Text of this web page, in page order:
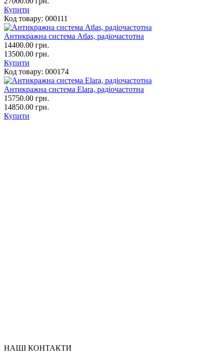
Купити
Код товару: 000111
Антикражна система Atlas, радіочастотна
14400.00 грн.
13500.00 грн.
Купити
Код товару: 000174
Антикражна система Elara, радіочастотна
15750.00 грн.
14850.00 грн.
Купити
НАШІ КОНТАКТИ